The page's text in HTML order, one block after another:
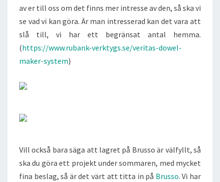
av er till oss om det finns mer intresse av den, så ska vi
se vad vi kan göra. Är man intresserad kan det vara att
slå till, vi har ett begränsat antal hemma.
(https://www.rubank-verktygs.se/veritas-dowel-
maker-system)
Vill också bara säga att lagret på Brusso är välfyllt, så
ska du göra ett projekt under sommaren, med mycket
fina beslag, så är det värt att titta in på Brusso. Vi har